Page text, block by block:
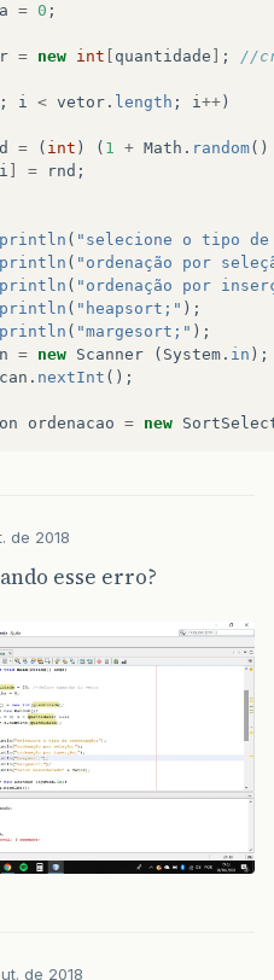
= 0 ;
= new int quantidade ; //
; i < vetor . length ; i++ )
= ( int ) ( 1 + Math . random()
i = rnd ;
println ( "selecione o tipo de
println ( "ordenação por
println ( "ordenação por
println ( "heapsort;" );
println ( "margesort;" );
= new Scanner ( System . in );
. nextInt ();
ordenacao = new
de 2018
esse erro?
de 2018